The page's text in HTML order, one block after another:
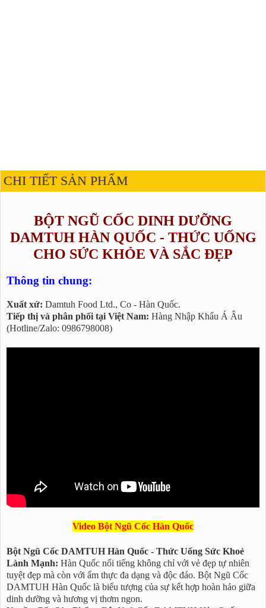
CHI TIẾT SẢN PHẨM
BỘT NGŨ CỐC DINH DƯỠNG
DAMTUH HÀN QUỐC - THỨC UỐNG
CHO SỨC KHỎE VÀ SẮC ĐẸP
Thông tin chung:
Xuất xứ: Damtuh Food Ltd., Co - Hàn Quốc.
Tiếp thị và phân phối tại Việt Nam: Hàng Nhập Khẩu Á Âu
(Hotline/Zalo: 0986798008)
Video Bột Ngũ Cốc Hàn Quốc
Bột Ngũ Cốc DAMTUH Hàn Quốc - Thức Uống Sức Khoẻ
Lành Mạnh: Hàn Quốc nổi tiếng không chỉ với vẻ đẹp tự nhiên
tuyệt đẹp mà còn với ẩm thực đa dạng và độc đáo. Bột Ngũ Cốc
DAMTUH Hàn Quốc là biểu tượng của sự kết hợp hoàn hảo giữa
dinh dưỡng và hương vị thơm ngon.